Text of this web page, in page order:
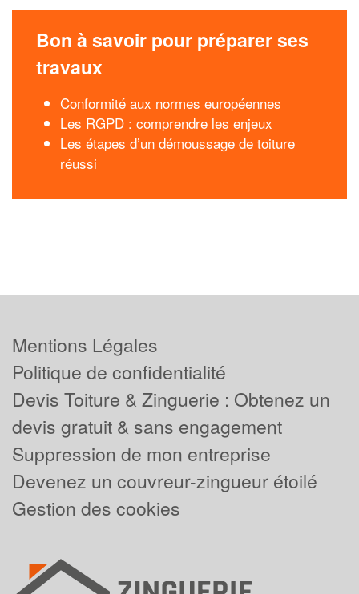
Bon à savoir pour préparer ses
travaux
Conformité aux normes européennes
Les RGPD : comprendre les enjeux
Les étapes d’un démoussage de toiture
réussi
Mentions Légales
Politique de confidentialité
Devis Toiture & Zinguerie : Obtenez un
devis gratuit & sans engagement
Suppression de mon entreprise
Devenez un couvreur-zingueur étoilé
Gestion des cookies